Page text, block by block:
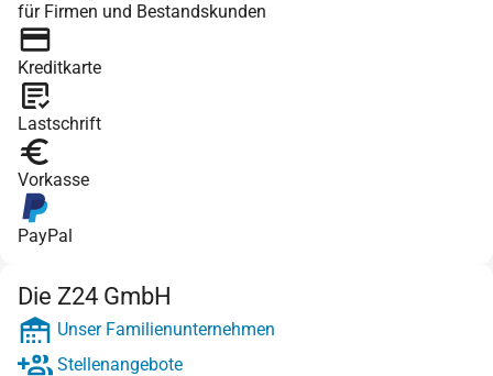
für Firmen und Bestandskunden
Kreditkarte
Lastschrift
Vorkasse
PayPal
Die Z24 GmbH
Unser Familienunternehmen
Stellenangebote